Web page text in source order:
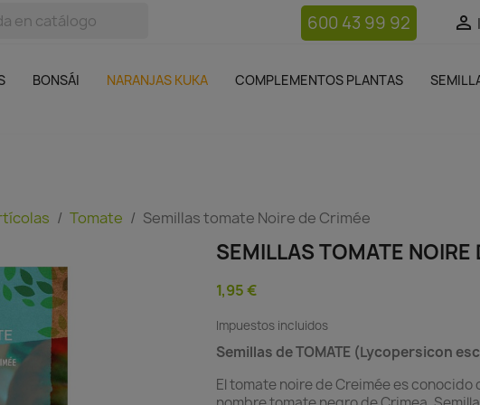

600 43 99 92 
BONSÁI NARANJAS KUKA COMPLEMENTOS PLANTAS
Complementos plantas Muebles Jardín
Tomate Semillas tomate Noire de Crimée
SEMILLAS TOMATE NOIRE
1,95 €
Impuestos incluidos
Semillas de TOMATE (Lycopersicon
El tomate noire de Creimée es